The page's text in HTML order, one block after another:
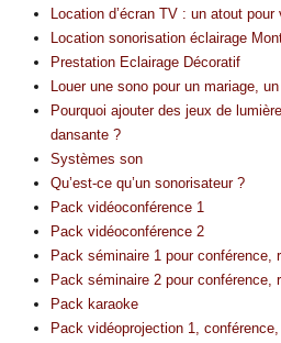
Location d’écran TV : un atout
Location sonorisation éclairage
Prestation Eclairage Décoratif
Louer une sono pour un mariage,
Pourquoi ajouter des jeux de
dansante ?
Systèmes son
Qu’est-ce qu’un sonorisateur ?
Pack vidéoconférence 1
Pack vidéoconférence 2
Pack séminaire 1 pour conférence,
Pack séminaire 2 pour conférence,
Pack karaoke
Pack vidéoprojection 1,